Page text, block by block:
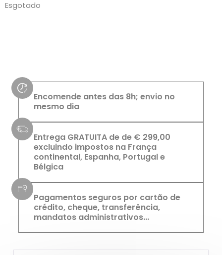
Esgotado
Encomende antes das 8h; envio no
mesmo dia
Entrega GRATUITA de de € 299,00
excluindo impostos na França
continental, Espanha, Portugal e
Bélgica
Pagamentos seguros por cartão de
crédito, cheque, transferência,
mandatos administrativos...